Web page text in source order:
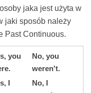
jaka jest użyta w
jaki sposób należy
Past Continuous.
you
No, you
weren't.
I
No, I